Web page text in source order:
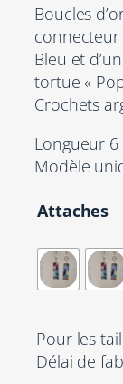
Boucles
connecteur
Bleu et
tortue «
Crochets
Longueur 6
Modèle
Attaches
Pour les
Délai de